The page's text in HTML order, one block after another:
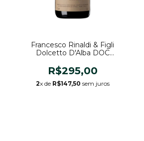
Francesco Rinaldi & Figli
Dolcetto D'Alba DOC
R$295,00
2x de R$147,50 sem juros